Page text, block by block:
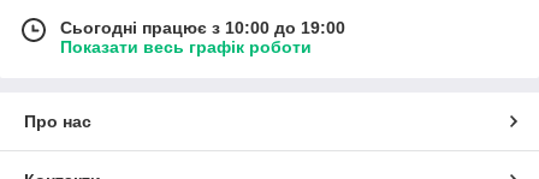
Сьогодні працює з 10:00 до 19:00
Показати весь графік роботи
Про нас